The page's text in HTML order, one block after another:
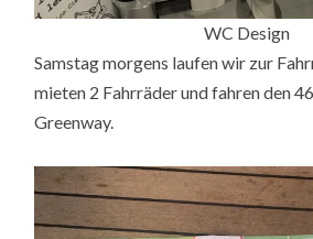
WC Design
Samstag morgens laufen wir zur
mieten 2 Fahrräder und fahren den
Greenway.